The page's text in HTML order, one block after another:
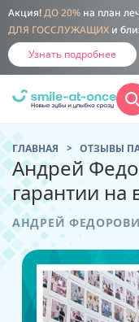
Акция! ДО 20% на план
ДЛЯ ГОССЛУЖАЩИХ и
Узнать подробнее
ГЛАВНАЯ ОТЗЫВЫ
Андрей
гарантии на
АНДРЕЙ